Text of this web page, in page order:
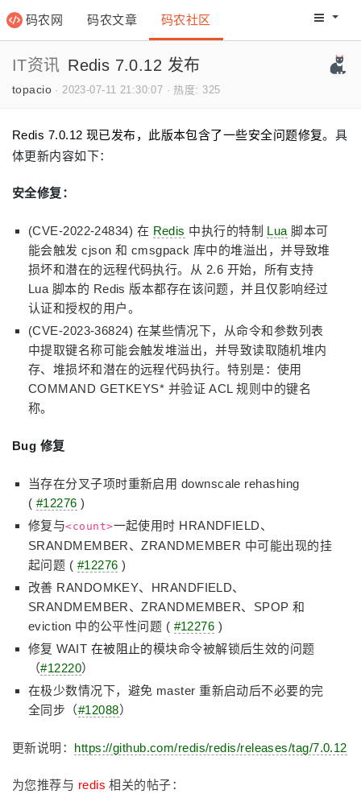
码农网 码农文章 码农社区 码农网
IT资讯 Redis 7.0.12 发布
topacio ·2023-07-11 21:30:07 · 热度: 325
Redis 7.0.12 现已发布，此版本包含了一些安全问题修复。具
体更新内容如下：
安全修复：
(CVE-2022-24834) 在 Redis 中执行的特制 Lua 脚本可
能会触发 cjson 和 cmsgpack 库中的堆溢出，并导致堆
损坏和潜在的远程代码执行。从 2.6 开始，所有支持
Lua 脚本的 Redis 版本都存在该问题，并且仅影响经过
认证和授权的用户。
(CVE-2023-36824) 在某些情况下，从命令和参数列表
中提取键名称可能会触发堆溢出，并导致读取随机堆内
存、堆损坏和潜在的远程代码执行。特别是：使用
COMMAND GETKEYS* 并验证 ACL 规则中的键名
称。
Bug 修复
当存在分叉子项时重新启用 downscale rehashing
( #12276 )
修复与<count>一起使用时 HRANDFIELD、
SRANDMEMBER、ZRANDMEMBER 中可能出现的挂
起问题 ( #12276 )
改善 RANDOMKEY、HRANDFIELD、
SRANDMEMBER、ZRANDMEMBER、SPOP 和
eviction 中的公平性问题 ( #12276 )
修复 WAIT 在被阻止的模块命令被解锁后生效的问题
（#12220）
在极少数情况下，避免 master 重新启动后不必要的完
全同步（#12088）
更新说明： https://github.com/redis/redis/releases/tag/7.0.12
为您推荐与 redis 相关的帖子：